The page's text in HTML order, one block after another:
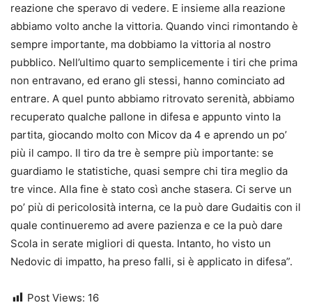
reazione che speravo di vedere. E insieme alla reazione
abbiamo volto anche la vittoria. Quando vinci rimontando è
sempre importante, ma dobbiamo la vittoria al nostro
pubblico. Nell’ultimo quarto semplicemente i tiri che prima
non entravano, ed erano gli stessi, hanno cominciato ad
entrare. A quel punto abbiamo ritrovato serenità, abbiamo
recuperato qualche pallone in difesa e appunto vinto la
partita, giocando molto con Micov da 4 e aprendo un po’
più il campo. Il tiro da tre è sempre più importante: se
guardiamo le statistiche, quasi sempre chi tira meglio da
tre vince. Alla fine è stato così anche stasera. Ci serve un
po’ più di pericolosità interna, ce la può dare Gudaitis con il
quale continueremo ad avere pazienza e ce la può dare
Scola in serate migliori di questa. Intanto, ho visto un
Nedovic di impatto, ha preso falli, si è applicato in difesa”.
Post Views: 16